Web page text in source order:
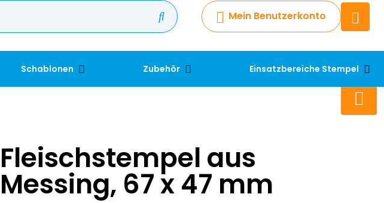
Mein Benutzerkonto
Schablonen Zubehör Einsatzbereiche Stempel
Chatbot
Chatten Sie 24/7 mit unserem
+49 2038 0480 403
Fleischstempel aus
Messing, 67 x 47 mm